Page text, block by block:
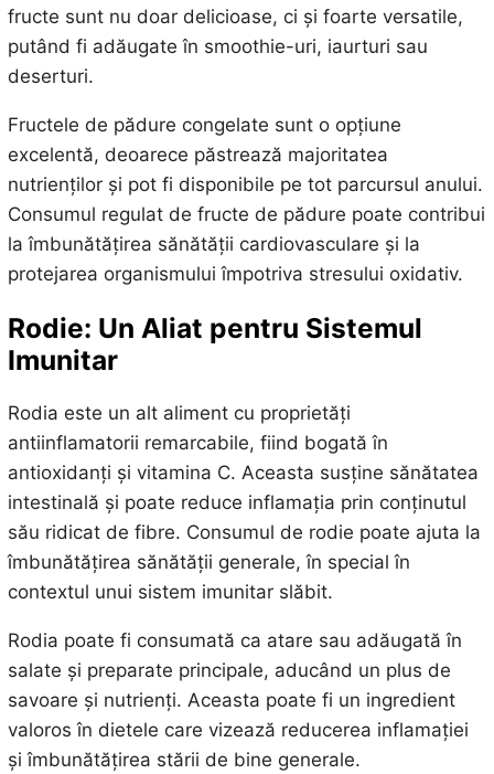
fructe sunt nu doar delicioase, ci și foarte versatile,
putând fi adăugate în smoothie-uri, iaurturi sau
deserturi.
Fructele de pădure congelate sunt o opțiune
excelentă, deoarece păstrează majoritatea
nutrienților și pot fi disponibile pe tot parcursul anului.
Consumul regulat de fructe de pădure poate contribui
la îmbunătățirea sănătății cardiovasculare și la
protejarea organismului împotriva stresului oxidativ.
Rodie: Un Aliat pentru Sistemul
Imunitar
Rodia este un alt aliment cu proprietăți
antiinflamatorii remarcabile, fiind bogată în
antioxidanți și vitamina C. Aceasta susține sănătatea
intestinală și poate reduce inflamația prin conținutul
său ridicat de fibre. Consumul de rodie poate ajuta la
îmbunătățirea sănătății generale, în special în
contextul unui sistem imunitar slăbit.
Rodia poate fi consumată ca atare sau adăugată în
salate și preparate principale, aducând un plus de
savoare și nutrienți. Aceasta poate fi un ingredient
valoros în dietele care vizează reducerea inflamației
și îmbunătățirea stării de bine generale.